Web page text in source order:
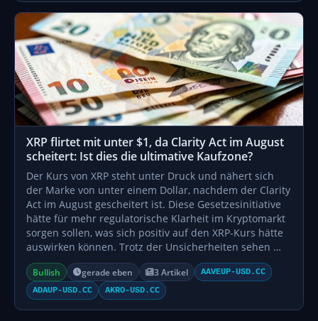
XRP flirtet mit unter $1, da Clarity Act im August
scheitert: Ist dies die ultimative Kaufzone?
Der Kurs von XRP steht unter Druck und nähert sich
der Marke von unter einem Dollar, nachdem der Clarity
Act im August gescheitert ist. Diese Gesetzesinitiative
hätte für mehr regulatorische Klarheit im Kryptomarkt
sorgen sollen, was sich positiv auf den XRP-Kurs hätte
auswirken können. Trotz der Unsicherheiten sehen …
Bullish gerade eben 3 Artikel
AAVEUP-USD.CC
ADAUP-USD.CC
AKRO-USD.CC